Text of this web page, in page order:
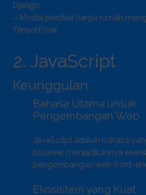
Django.
– Model prediksi harga rumah
TensorFlow.
2. JavaScript
Keunggulan
Bahasa Utama untuk
Pengembangan Web
JavaScript adalah bahasa
browser, menjadikannya
pengembangan web front-
Ekosistem yang Kuat